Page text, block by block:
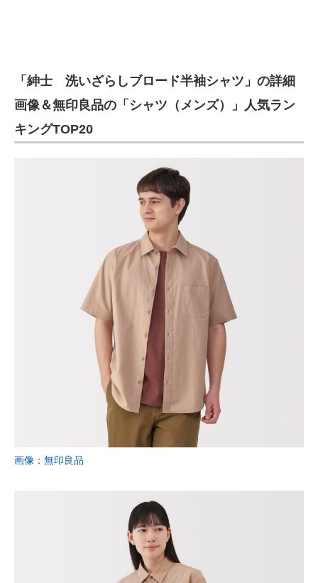
「紳士 洗いざらしブロード半袖シャツ」の詳細
画像＆無印良品の「シャツ（メンズ）」人気ラン
キングTOP20
画像：無印良品